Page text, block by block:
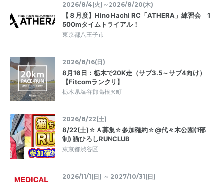
2026/8/4(火)～2026/8/20(木)
【８月度】Hino Hachi RC「ATHERA」練習会 1
500mタイムトライアル！
東京都八王子市
2026/8/16(日)
8月16日：栃木で20K走（サブ3.5～サブ4向け）
【Fitcomランクリ】
栃木県塩谷郡高根沢町
2026/8/22(土)
8/22(土)☆Ａ募集☆参加確約☆@代々木公園(1部
制) 猫ひろしRUNCLUB
東京都渋谷区
2026/11/1(日) ～ 2027/10/31(日)